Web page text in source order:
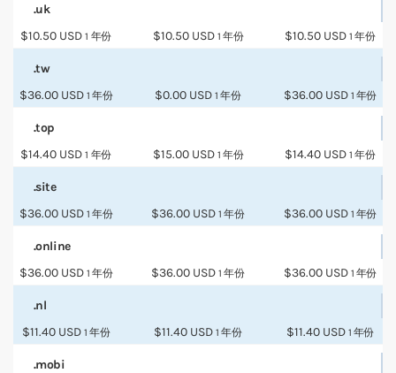
.uk
$10.50 USD 1 年份 $10.50 USD 1 年份 $10.50 USD 1 年份
.tw
$36.00 USD 1 年份 $0.00 USD 1 年份 $36.00 USD 1 年份
.top
$14.40 USD 1 年份 $15.00 USD 1 年份 $14.40 USD 1 年份
.site
$36.00 USD 1 年份 $36.00 USD 1 年份 $36.00 USD 1 年份
.online
$36.00 USD 1 年份 $36.00 USD 1 年份 $36.00 USD 1 年份
.nl
$11.40 USD 1 年份 $11.40 USD 1 年份 $11.40 USD 1 年份
.mobi